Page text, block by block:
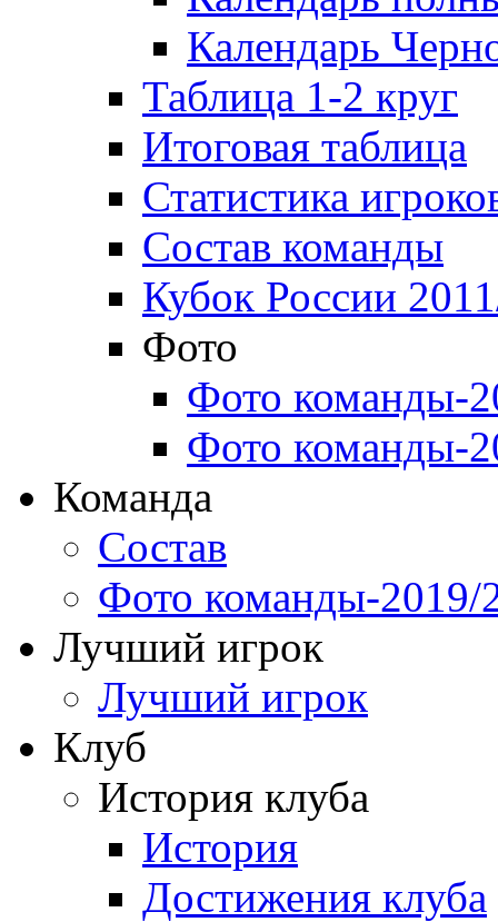
Календарь
Таблица 1-2 круг
Итоговая таблица
Статистика
Состав команды
Кубок России
Фото
Фото команды-
Фото команды-
Команда
Состав
Фото команды-2019/
Лучший игрок
Лучший игрок
Клуб
История клуба
История
Достижения клуба